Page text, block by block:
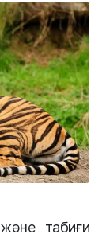
табиғи